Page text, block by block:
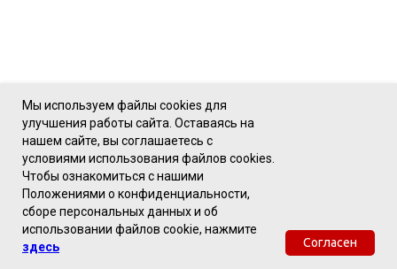
Мы используем файлы cookies для
улучшения работы сайта. Оставаясь на
нашем сайте, вы соглашаетесь с
условиями использования файлов cookies.
Чтобы ознакомиться с нашими
Положениями о конфиденциальности,
сборе персональных данных и об
использовании файлов cookie, нажмите
здесь
Согласен